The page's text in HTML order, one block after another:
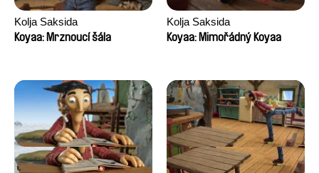
Kolja Saksida
Koyaa: Mrznoucí šála
Kolja Saksida
Koyaa: Mimořádný Koyaa